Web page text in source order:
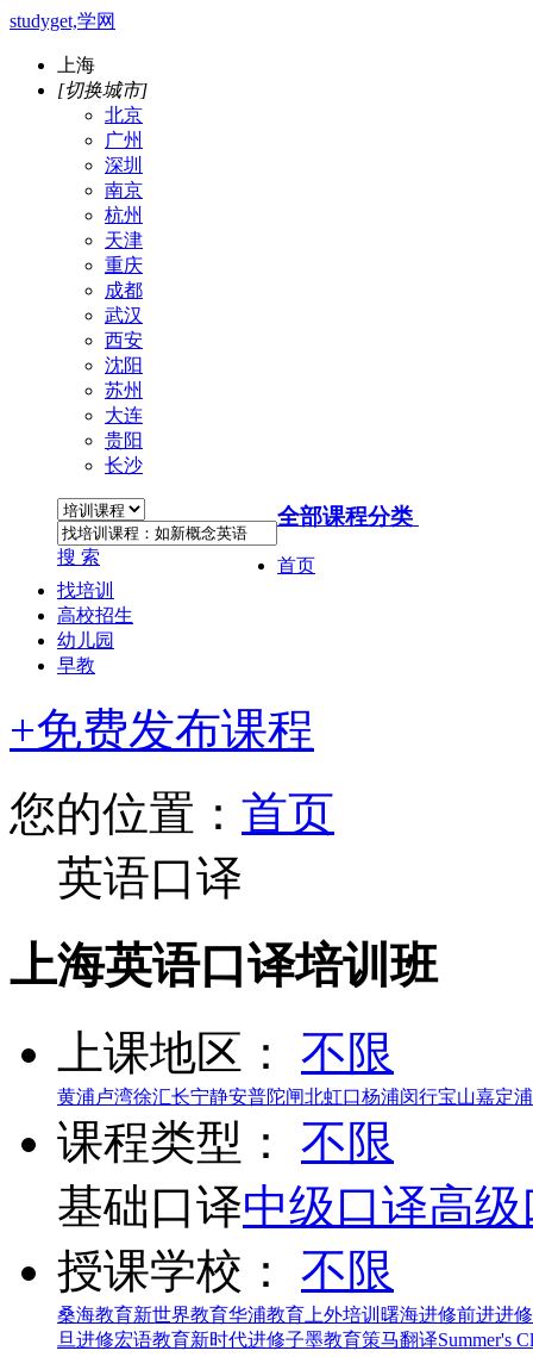
studyget,学网
上海
[切换城市]
北京
广州
深圳
南京
杭州
天津
重庆
成都
武汉
西安
沈阳
苏州
大连
贵阳
长沙
搜 索
全部课程分类
首页
找培训
高校招生
幼儿园
早教
+免费发布课程
您的位置： 首页
英语口译
上海英语口译培训班
上课地区： 不限
黄浦卢湾徐汇长宁静安普陀闸北虹口杨浦闵行宝山嘉定
课程类型：
不限
基础口译中级口译高
授课学校：
不限
桑海教育新世界教育华浦教育 上外培训 曙海进修前进进修
旦进修宏语教育新时代进修子墨教育策马翻译Summer's